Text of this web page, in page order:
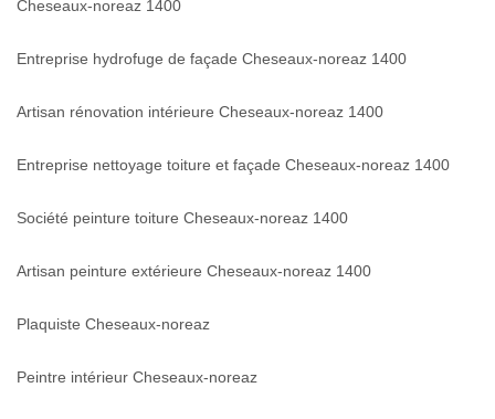
Cheseaux-noreaz 1400
Entreprise hydrofuge de façade Cheseaux-noreaz 1400
Artisan rénovation intérieure Cheseaux-noreaz 1400
Entreprise nettoyage toiture et façade Cheseaux-noreaz 1400
Société peinture toiture Cheseaux-noreaz 1400
Artisan peinture extérieure Cheseaux-noreaz 1400
Plaquiste Cheseaux-noreaz
Peintre intérieur Cheseaux-noreaz